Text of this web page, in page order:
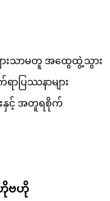
ားသာမတူ အထွေထွဲ့သွား
ာပြဿနာများ
နှင့် အတူရစိုက်
ဟိုဗဟို